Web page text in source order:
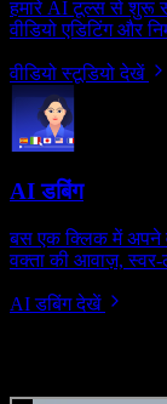
हमारे AI टूल्स से शुरू
वीडियो एडिटिंग और
वीडियो स्टूडियो देखें
AI डबिंग
बस एक क्लिक में अपने
वक्ता की आवाज़,
AI डबिंग देखें